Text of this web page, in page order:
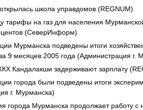
школа управдомов (REGNUM)
тарифы на газ для населения
(СеверИнформ)
Мурманска подведены итоги
9 месяцев 2005 года (Администрация г.
Кандалакши задерживают зарплату
города были подведены итоги
г. Мурманска)
города Мурманска продолжает работу с